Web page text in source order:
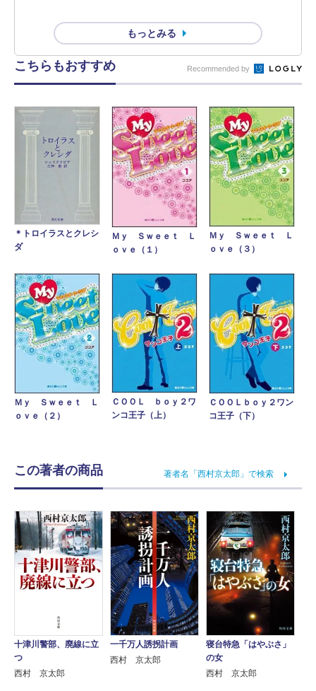
もっとみる
こちらもおすすめ Recommended by
＊トロイラスとクレシ
ダ
Ｍｙ Ｓｗｅｅｔ Ｌ
ｏｖｅ（１）
Ｍｙ Ｓｗｅｅｔ Ｌ
ｏｖｅ（３）
Ｍｙ Ｓｗｅｅｔ Ｌ
ｏｖｅ（２）
ＣＯＯＬ ｂｏｙ２ワ
ンコ王子（上）
ＣＯＯＬｂｏｙ２ワン
コ王子（下）
この著者の商品 著者名「西村京太郎」で検索
十津川警部、廃線に立
つ
西村 京太郎
一千万人誘拐計画
西村 京太郎
寝台特急「はやぶさ」
の女
西村 京太郎